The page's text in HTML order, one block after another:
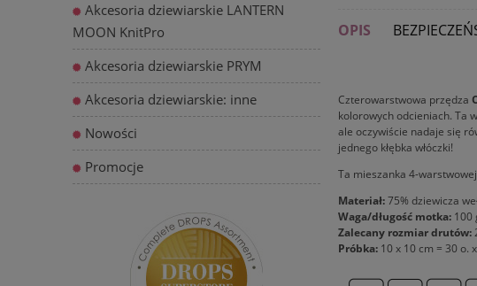
Akcesoria dziewiarskie LANTERN
MOON KnitPro
Akcesoria dziewiarskie PRYM
Akcesoria dziewiarskie: inne
Nowości
Promocje
OPIS
Czterowarstwowa przędza
kolorowych odcieniach. Ta
ale oczywiście nadaje się
jednego kłębka włóczki!
Ta mieszanka 4-
Materiał:75% dziewicza
Waga/długość motka: 100
Zalecany rozmiar drutów:
Próbka: 10 x 10 cm = 30 o.